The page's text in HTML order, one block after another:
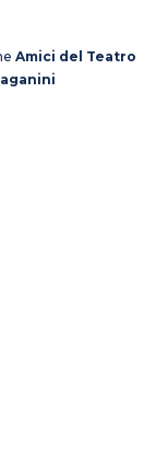
Amici del Teatro